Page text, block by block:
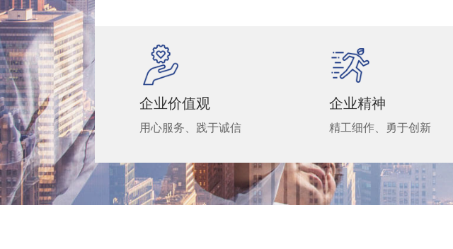
企业价值观
用心服务、践于诚信
企业精神
精工细作、勇于创新